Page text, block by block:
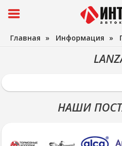
Главная » Информация »
НАШИ